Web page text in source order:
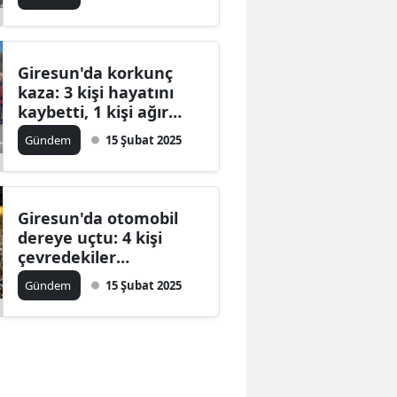
Giresun'da korkunç
kaza: 3 kişi hayatını
kaybetti, 1 kişi ağır
yaralı
Gündem 15 Şubat 2025
Giresun'da otomobil
dereye uçtu: 4 kişi
çevredekiler
tarafından kurtarıldı
Gündem 15 Şubat 2025